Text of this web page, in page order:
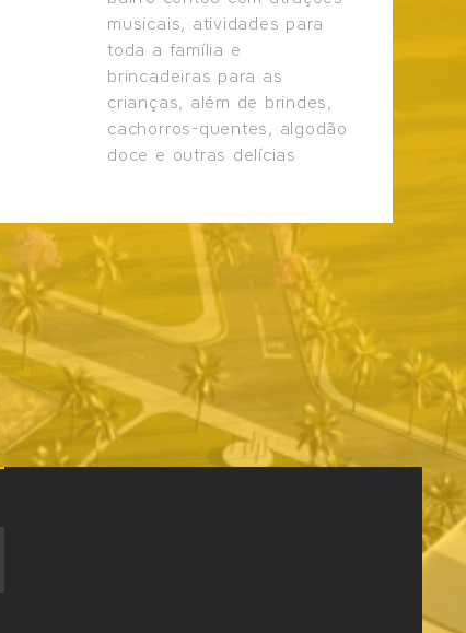
musicais, atividades para
toda a família e
brincadeiras para as
crianças, além de brindes,
cachorros-quentes, algodão
doce e outras delícias